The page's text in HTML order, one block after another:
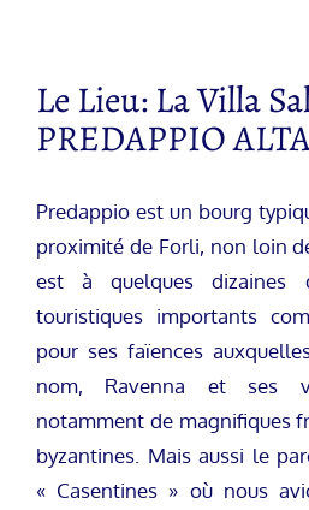
Le Lieu: La Villa
PREDAPPIO
Predappio est un bourg
proximité de Forli, non loin
est à quelques dizaines
touristiques importants
pour ses faïences
nom, Ravenna et ses
notamment de magnifiques
byzantines. Mais aussi le
« Casentines » où nous